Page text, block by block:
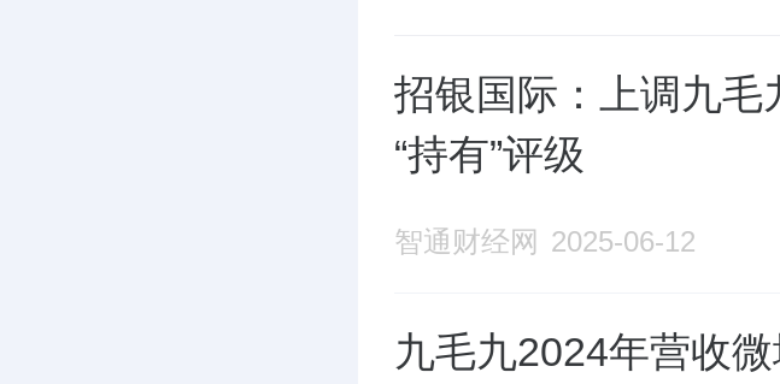
招银国际：上调九毛
“持有”评级
智通财经网 2025-06-12
九毛九2024年营收